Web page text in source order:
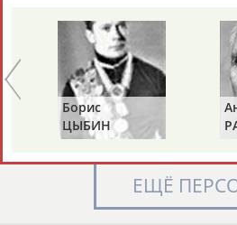
АБДУЛАЕВ
АБДУЛАЕВ
Камалудин
АБДУЛДАУДОВ
Абдула
АБДУЛЖАЛИЛОВ
ЕЩЁ
Борис
ЦЫБИН